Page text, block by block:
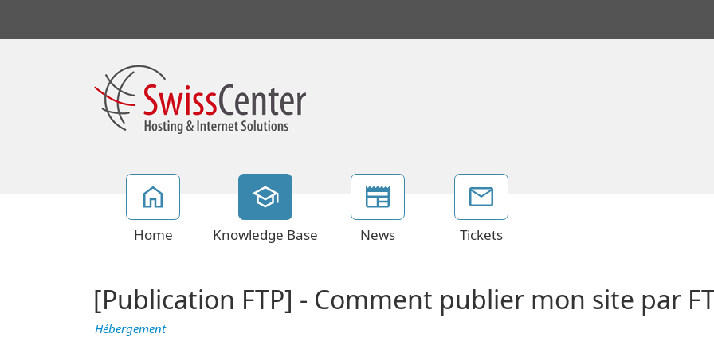
Home Knowledge Base News Tickets
[Publication FTP] - Comment publier mon site par
Hébergement